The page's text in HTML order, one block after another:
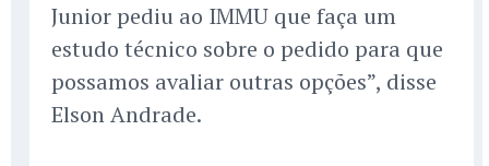
Junior pediu ao IMMU que faça um
estudo técnico sobre o pedido para que
possamos avaliar outras opções”, disse
Elson Andrade.